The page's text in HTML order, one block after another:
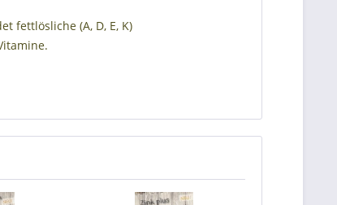
fettlösliche (A, D, E, K)